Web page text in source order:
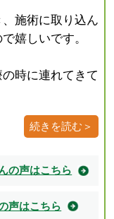
施術に取り込ん
嬉しいです。
時に連れてきて
続きを読む＞
の声はこちら
声はこちら